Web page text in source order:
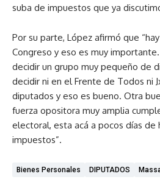
suba de impuestos que ya
Por su parte, López afirmó que
Congreso y eso es muy
decidir un grupo muy pequeño de
decidir ni en el Frente de Todos ni
diputados y eso es bueno. Otra
fuerza opositora muy amplia
electoral, esta acá a pocos días de
impuestos”.
Bienes Personales DIPUTADOS